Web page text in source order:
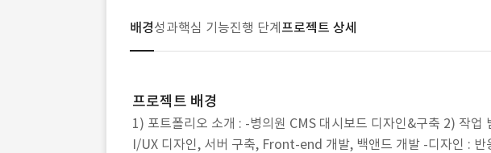
배경성과핵심 기능진행 단계 프로젝트 상세
프로젝트 배경
1) 포트폴리오 소개 : -병의원 CMS 대시보드 디자인&구축 2) 작업
I/UX 디자인, 서버 구축, Front-end 개발, 백앤드 개발 -디자인 : 반